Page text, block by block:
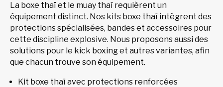
La boxe thaï et le muay thaï requièrent un
équipement distinct. Nos kits boxe thaï intègrent des
protections spécialisées, bandes et accessoires pour
cette discipline explosive. Nous proposons aussi des
solutions pour le kick boxing et autres variantes, afin
que chacun trouve son équipement.
Kit boxe thaï avec protections renforcées